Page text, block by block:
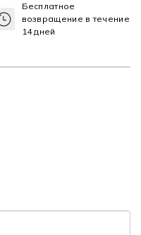
Бесплатное
возвращение в течение
14 дней